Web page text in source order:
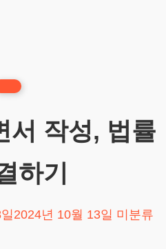
서 작성, 법률
하기
2024년 10월 13일 미분류